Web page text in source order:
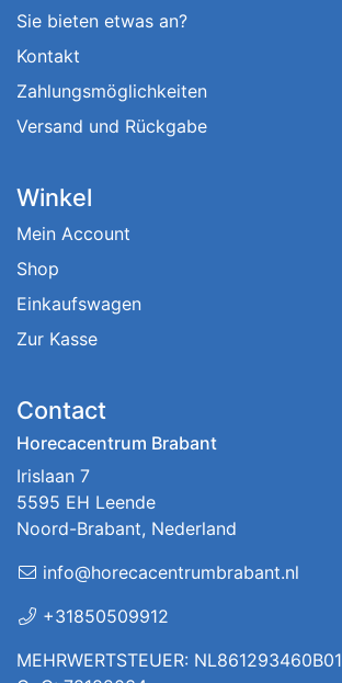
Sie bieten etwas an?
Kontakt
Zahlungsmöglichkeiten
Versand und Rückgabe
Winkel
Mein Account
Shop
Einkaufswagen
Zur Kasse
Contact
Horecacentrum Brabant
Irislaan 7
5595 EH Leende
Noord-Brabant, Nederland
info@horecacentrumbrabant.nl
+31850509912
MEHRWERTSTEUER: NL861293460B01